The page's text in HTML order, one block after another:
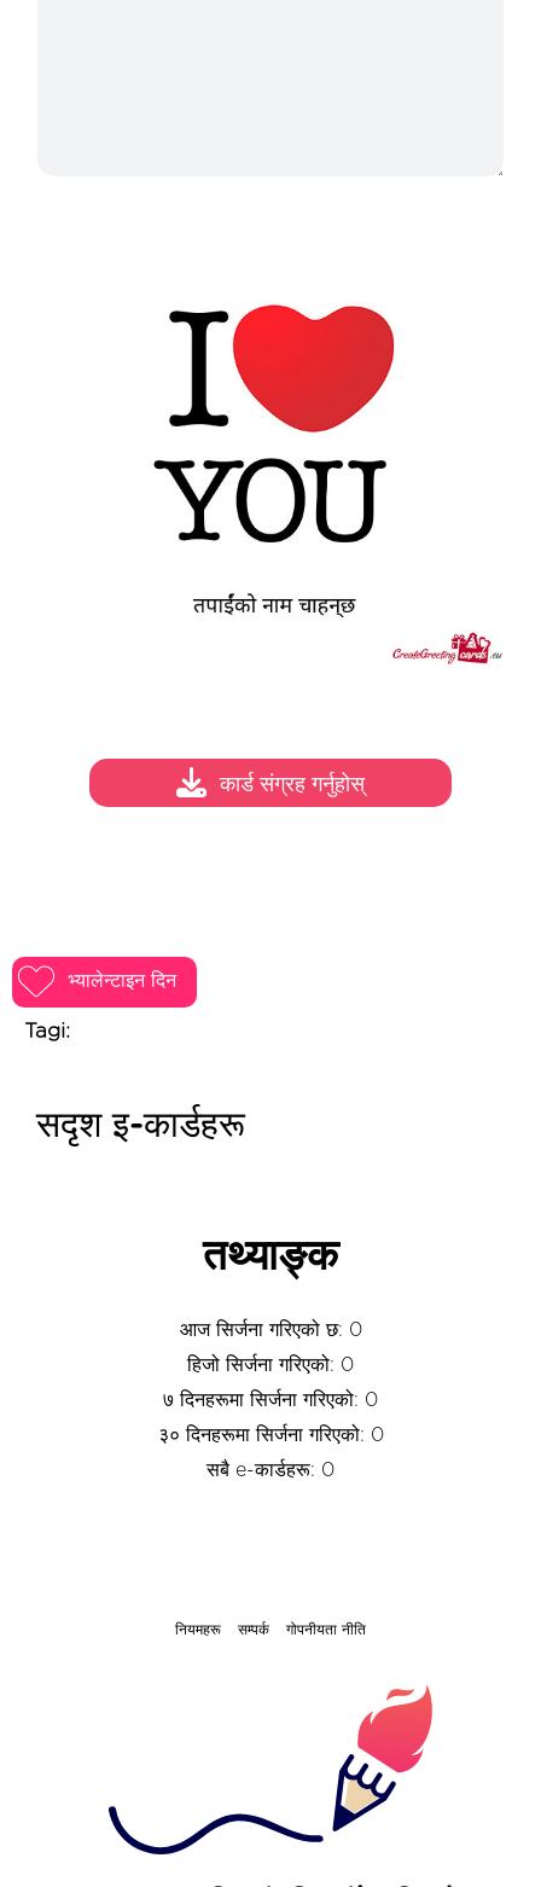
भ्यालेन्टाइन दिन
Tagi:
कार्ड संग्रह गर्नुहोस्
सदृश इ-कार्डहरू
तथ्याङ्क
आज सिर्जना गरिएको छ: 0
हिजो सिर्जना गरिएको: 0
७ दिनहरूमा सिर्जना गरिएको: 0
३० दिनहरूमा सिर्जना गरिएको: 0
सबै e-कार्डहरू: 0
नियमहरू सम्पर्क गोपनीयता नीति